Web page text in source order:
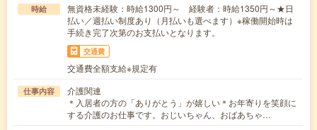
時給
無資格未経験：時給1300円～ 経験者：時給1350円～★日
払い／週払い制度あり（月払いも選べます）※稼働開始時は
手続き完了次第のお支払いとなります。
交通費
交通費全額支給※規定有
仕事内容
介護関連
＊入居者の方の「ありがとう」が嬉しい＊お年寄りを笑顔に
する介護のお仕事です。おじいちゃん、おばあちゃ…